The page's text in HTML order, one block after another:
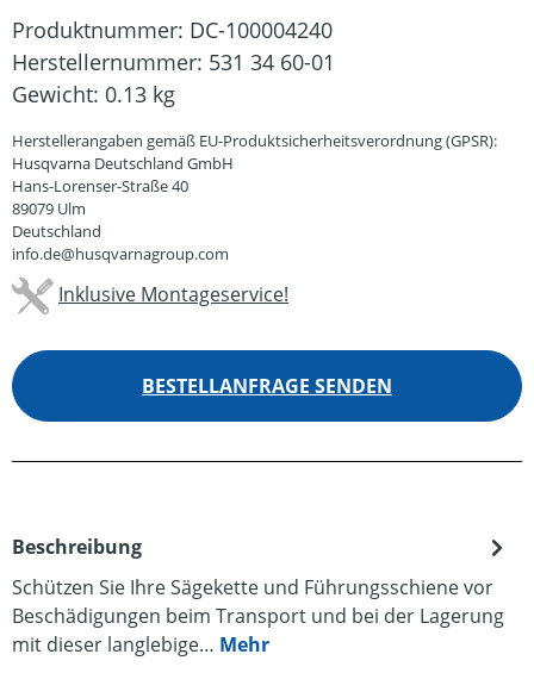
Produktnummer: DC-100004240
Herstellernummer: 531 34 60-01
Gewicht: 0.13 kg
Herstellerangaben gemäß EU-Produktsicherheitsverordnung (GPSR):
Husqvarna Deutschland GmbH
Hans-Lorenser-Straße 40
89079 Ulm
Deutschland
info.de@husqvarnagroup.com
Inklusive Montageservice!
BESTELLANFRAGE SENDEN
Beschreibung
Schützen Sie Ihre Sägekette und Führungsschiene vor
Beschädigungen beim Transport und bei der Lagerung
mit dieser langlebige… Mehr